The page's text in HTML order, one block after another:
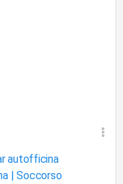
autofficina
| Soccorso